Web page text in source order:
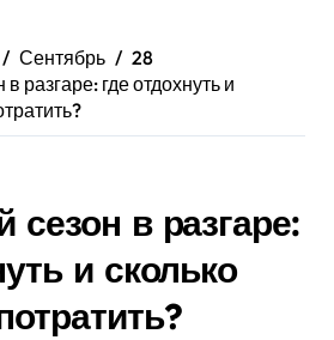
Сентябрь
28
разгаре: где отдохнуть и
сезон в разгаре:
и сколько